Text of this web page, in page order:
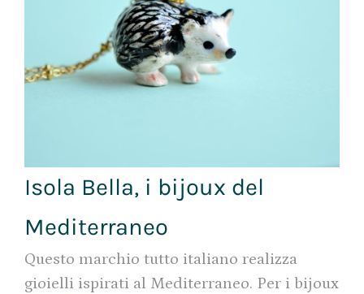
Isola Bella, i bijoux del
Mediterraneo
Questo marchio tutto italiano realizza
gioielli ispirati al Mediterraneo. Per i bijoux